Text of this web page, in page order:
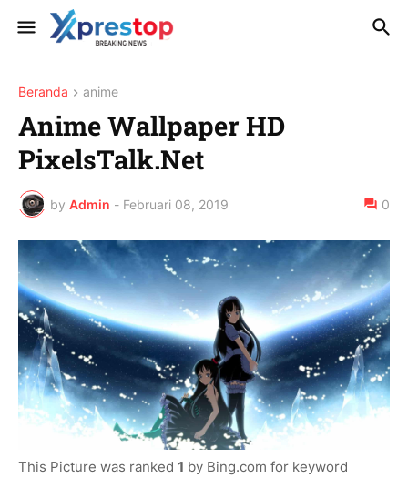
Beranda anime
Anime Wallpaper HD
PixelsTalk.Net
by Admin - Februari 08, 2019 0
This Picture was ranked 1 by Bing.com for keyword